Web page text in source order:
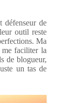
défenseur de
outil reste
Ma
faciliter la
de blogueur,
un tas de